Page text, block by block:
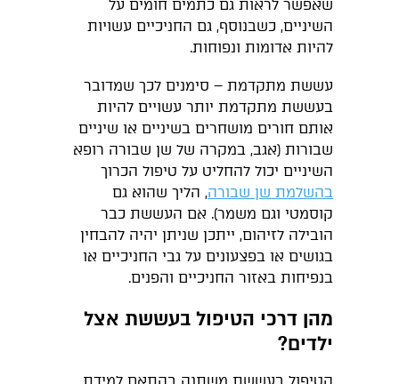
שאפשר לראות גם כתמים חומים על
השיניים, כשבנוסף, גם החניכיים עשויות
להיות אדומות ונפוחות.
עששת מתקדמת – סימנים לכך שמדובר
בעששת מתקדמת יותר עשויים להיות
אותם חורים מושחרים בשיניים או שיניים
שבורות (אגב, במקרה של שן שבורה רופא
השיניים יכול להחליט על טיפול הכרוך
בהשלמת שן שבורה, הליך שהוא גם
קוסמטי וגם משמר). אם העששת כבר
הובילה לזיהום, ייתכן שניתן יהיה להבחין
בגושים או בפצעונים על גבי החניכיים או
בנפיחות באזור החניכיים והפנים.
מהן דרכי הטיפול בעששת אצל
ילדים?
הטיפול בעששת משתנה בהתאם למידת